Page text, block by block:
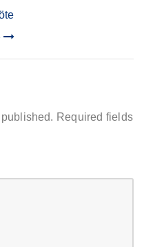
Required fields